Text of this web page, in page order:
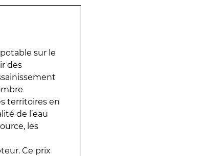
sur le
des
territoires en
de l’eau
les
Ce prix